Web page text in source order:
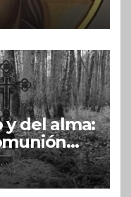
y del alma: